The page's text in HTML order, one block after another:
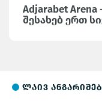
Adjarabet
შესახებ ერთ
ლაივ